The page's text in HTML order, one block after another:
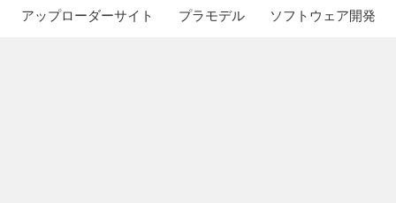
アップローダーサイト プラモデル ソフトウェア開発